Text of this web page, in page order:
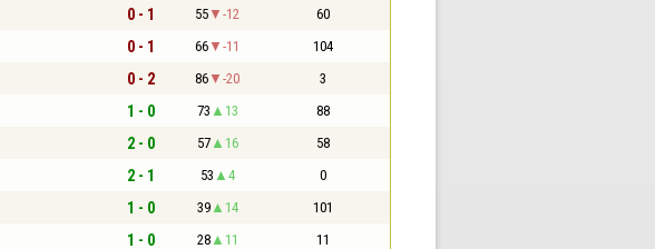
0 - 1 55 -12 60
0 - 1 66 -11 104
0 - 2 86 -20 3
1 - 0 73 13 88
2 - 0 57 16 58
2 - 1 53 4 0
1 - 0 39 14 101
1 - 0 28 11 11